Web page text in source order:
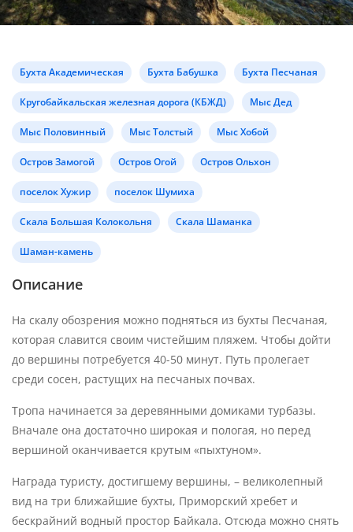
Бухта Академическая Бухта Бабушка Бухта Песчаная
Кругобайкальская железная дорога (КБЖД) Мыс Дед
Мыс Половинный Мыс Толстый Мыс Хобой
Остров Замогой Остров Огой Остров Ольхон
поселок Хужир поселок Шумиха
Скала Большая Колокольня Скала Шаманка
Шаман-камень
Описание
На скалу обозрения можно подняться из бухты Песчаная,
которая славится своим чистейшим пляжем. Чтобы дойти
до вершины потребуется 40-50 минут. Путь пролегает
среди сосен, растущих на песчаных почвах.
Тропа начинается за деревянными домиками турбазы.
Вначале она достаточно широкая и пологая, но перед
вершиной оканчивается крутым «пыхтуном».
Награда туристу, достигшему вершины, – великолепный
вид на три ближайшие бухты, Приморский хребет и
бескрайний водный простор Байкала. Отсюда можно снять